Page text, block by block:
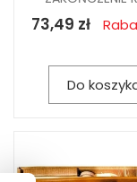
73,49 zł
Do